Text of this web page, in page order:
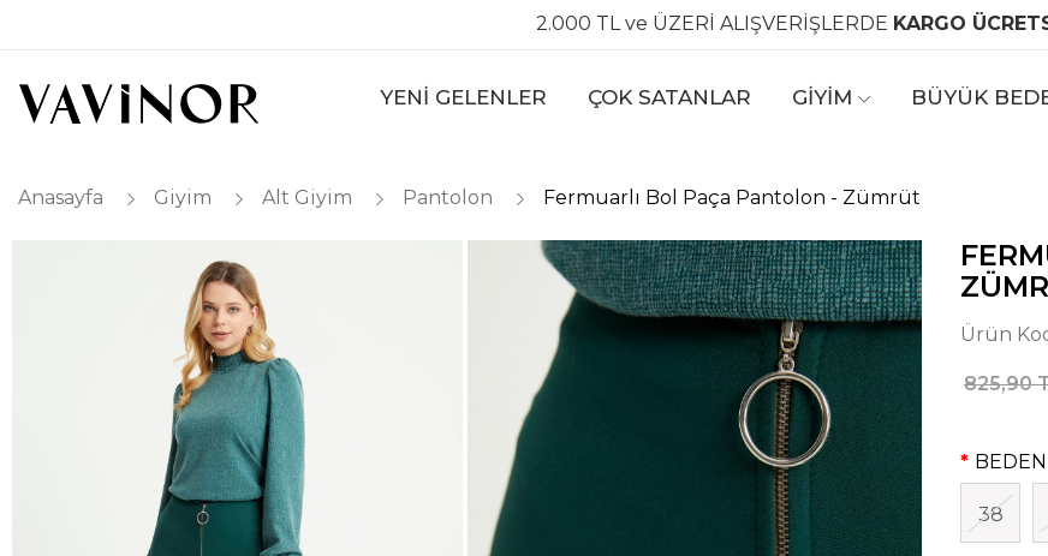
2.000 TL ve ÜZERİ ALIŞVERİŞLERDE KARGO
YENİ GELENLER ÇOK SATANLAR GİYİM BÜYÜK
Anasayfa Giyim Alt Giyim Pantolon Fermuarlı Bol Paça Pantolon - Zümrüt
Ürün
825,90
BEDEN
38